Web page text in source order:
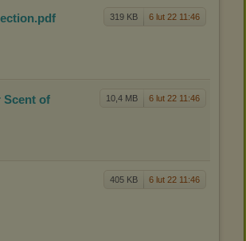
319 KB 6 lut 22 11:46
ion.pdf
10,4 MB 6 lut 22 11:46
Scent of
405 KB 6 lut 22 11:46